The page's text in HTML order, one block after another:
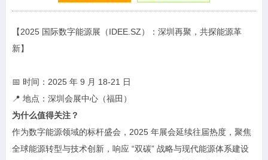
【2025 国际数字能源展（IDEE.SZ）：深圳再聚，共探能源革
新】
📅 时间：2025 年 9 月 18-21 日
📍 地点：深圳会展中心（福田）
为什么值得关注？
作为数字能源领域的标杆盛会，2025 年展会延续往届热度，聚焦
全球能源转型与技术创新，响应 “双碳” 战略与现代能源体系建设